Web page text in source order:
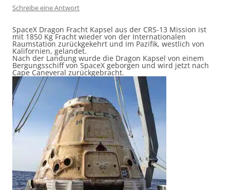
Schreibe eine Antwort
SpaceX Dragon Fracht Kapsel aus der CRS-13 Mission ist
mit 1850 Kg Fracht wieder von der Internationalen
Raumstation zurückgekehrt und im Pazifik, westlich von
Kalifornien, gelandet.
Nach der Landung wurde die Dragon Kapsel von einem
Bergungsschiff von SpaceX geborgen und wird jetzt nach
Cape Caneveral zurückgebracht.